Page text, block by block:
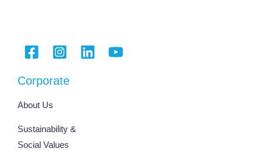
Corporate
About Us
Sustainability &
Social Values